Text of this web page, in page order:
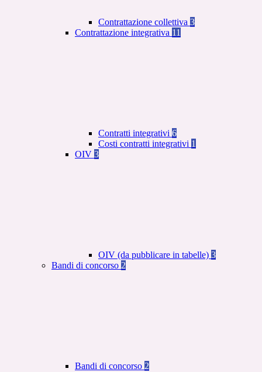
Contrattazione collettiva 3
Contrattazione integrativa 11
Contratti integrativi 6
Costi contratti integrativi 1
OIV 3
OIV (da pubblicare in tabelle) 3
Bandi di concorso 2
Bandi di concorso 2